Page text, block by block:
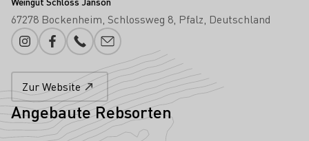
67278 Bockenheim Schlossweg 8 Pfalz Deutschland
InstagramFacebookTelefonnummer
E-Mail-Adresse
Zur Website
Angebaute Rebsorten